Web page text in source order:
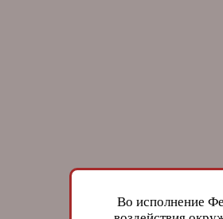
Во исполнение